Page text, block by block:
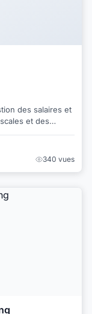
des salaires et
et des
340 vues